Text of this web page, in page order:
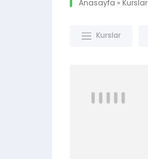
Anasayfa » Kurslar
Kurslar